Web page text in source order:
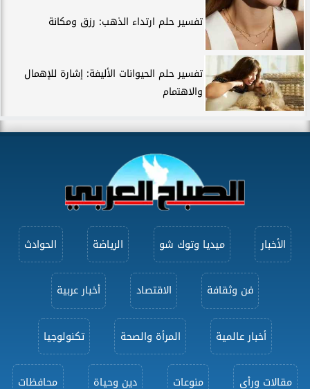
تفسير حلم ارتداء الذهب: رزق ومكانة
تفسير حلم الحيوانات الأليفة: إشارة للإهمال
والاهتمام
الأخبار ميديا وتوك شو الرياضة الحوادث
فن وثقافة الاقتصاد أخبار عربية
أخبار عالمية المرأة والصحة تكنولوجيا
مقالات ورأى منوعات دين وحياة محافظات